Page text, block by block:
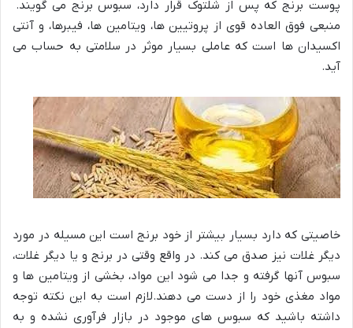
پوست برنج که پس از شلتوک قرار دارد، سبوس برنج می گویند.
منبعی فوق العاده قوی از پروتیین ها، ویتامین ها، فیبرها، و آنتی
اکسیدان ها است که عاملی بسیار موثر در سلامتی به حساب می
آید.
خاصیتی که دارد بسیار بیشتر از خود برنج است این مسیله در مورد
دیگر غلات نیز صدق می کند. در واقع وقتی در برنج و یا دیگر غلات،
سبوس آنها گرفته و جدا می شود این مواد، بخشی از ویتامین ها و
مواد مغذی خود را از دست می دهند.لازم است به این نکته توجه
داشته باشید که سبوس های موجود در بازار فرآوری نشده و به